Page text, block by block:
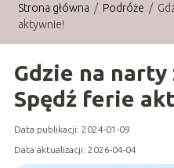
Strona główna / Podróże /
aktywnie!
Gdzie na narty
Spędź ferie
Data publikacji: 2024-01-09
Data aktualizacji: 2026-04-04